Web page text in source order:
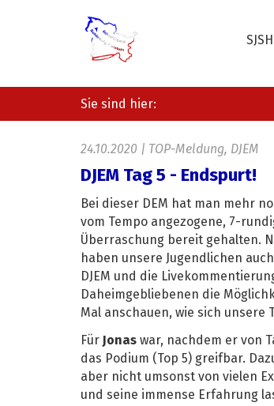
SJSH
Sie sind hier:
24.10.2020 | TOP-Meldung, DJEM
DJEM Tag 5 - Endspurt!
Bei dieser DEM hat man mehr
vom Tempo angezogene, 7-
Überraschung bereit gehalten.
haben unsere Jugendlichen
DJEM und die
Daheimgebliebenen die
Mal anschauen, wie sich unsere
Für Jonas war, nachdem er von
das Podium (Top 5) greifbar.
aber nicht umsonst von vielen
und seine immense Erfahrung